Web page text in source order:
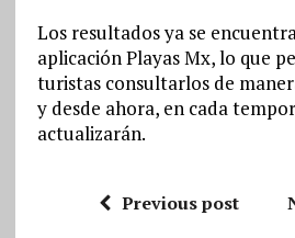
Los resultados ya se
aplicación Playas Mx, lo que
turistas consultarlos de
y desde ahora, en cada
actualizarán.
Previous post